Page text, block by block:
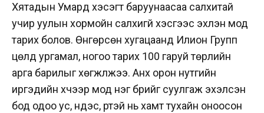
Хятадын Умард хэсэгт баруунаасаа салхитай
учир уулын хормойн салхигүй хэсгээс эхлэн мод
тарих болов. Өнгөрсөн хугацаанд Илион Групп
цөлд ургамал, ногоо тарих 100 гаруй төрлийн
арга барилыг хөгжүүлжээ. Анх орон нутгийн
иргэдийн хүчээр мод нэг бүрийг суулгаж эхэлсэн
бод одоо ус, үндэс, үртэй нь хамт тухайн оноосон